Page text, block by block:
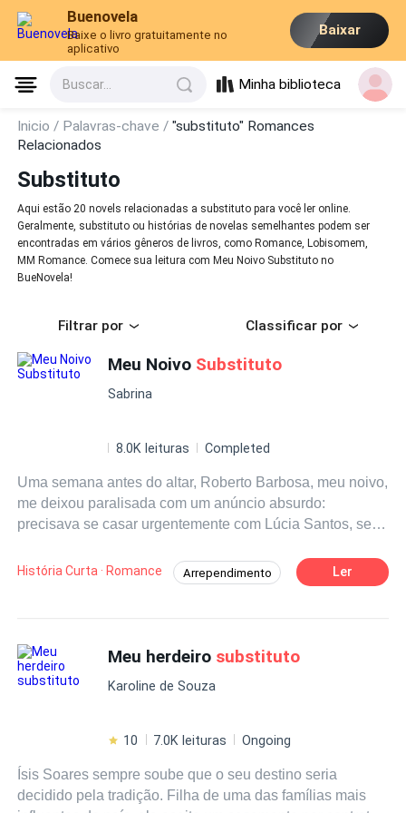
Buenovela
Baixe o livro gratuitamente no
aplicativo
Baixar
Buscar... Minha biblioteca
Inicio / Palavras-chave /"substituto" Romances
Relacionados
Substituto
Aqui estão 20 novels relacionadas a substituto para você ler online.
Geralmente, substituto ou histórias de novelas semelhantes podem ser
encontradas em vários gêneros de livros, como Romance, Lobisomem,
MM Romance. Comece sua leitura com Meu Noivo Substituto no
BueNovela!
Filtrar por Classificar por
Meu Noivo Substituto
Sabrina
8.0K leituras Completed
Uma semana antes do altar, Roberto Barbosa, meu noivo,
me deixou paralisada com um anúncio absurdo:
precisava se casar urgentemente com Lúcia Santos, seu
Laura Santos, havia falecido recentemente. Em seu leito
de morte, expressou o desejo de vê-los de alianças nos
Não dramatize, amor. — Ele explicou com uma
naturalidade que me gelou os ossos. A empresa havia
marcado o lançamento da coleção "Série do Amor
evento que selaria tanto nosso futuro conjugal quanto o
ergueu as mãos num gesto teatral de impaciência e
respondeu com impaciência: — É só um projeto de uns
História Curta · Romance Arrependimento
Reviravolta
Ler
Meu herdeiro substituto
Karoline de Souza
10 7.0K leituras Ongoing
Ísis Soares sempre soube que o seu destino seria
decidido pela tradição. Filha de uma das famílias mais